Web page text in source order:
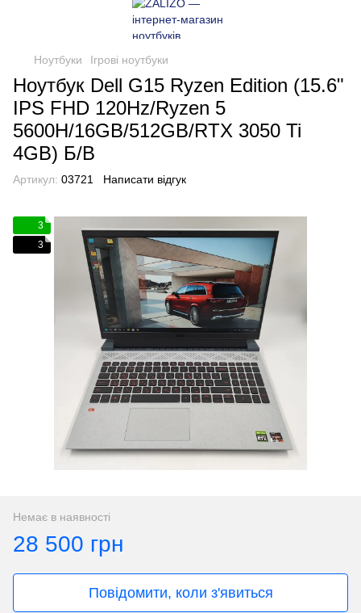
Ноутбуки Ігрові ноутбуки
Ноутбук Dell G15 Ryzen Edition (15.6"
IPS FHD 120Hz/Ryzen 5
5600H/16GB/512GB/RTX 3050 Ti
4GB) Б/В
Артикул: 03721 Написати відгук
3
3
Немає в наявності
28 500 грн
Повідомити, коли з'явиться